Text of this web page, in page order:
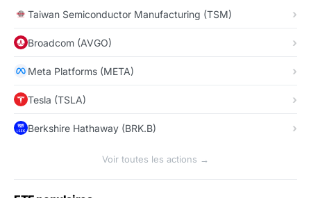
Taiwan Semiconductor Manufacturing (TSM)
Broadcom (AVGO)
Meta Platforms (META)
Tesla (TSLA)
Berkshire Hathaway (BRK.B)
Voir toutes les actions →